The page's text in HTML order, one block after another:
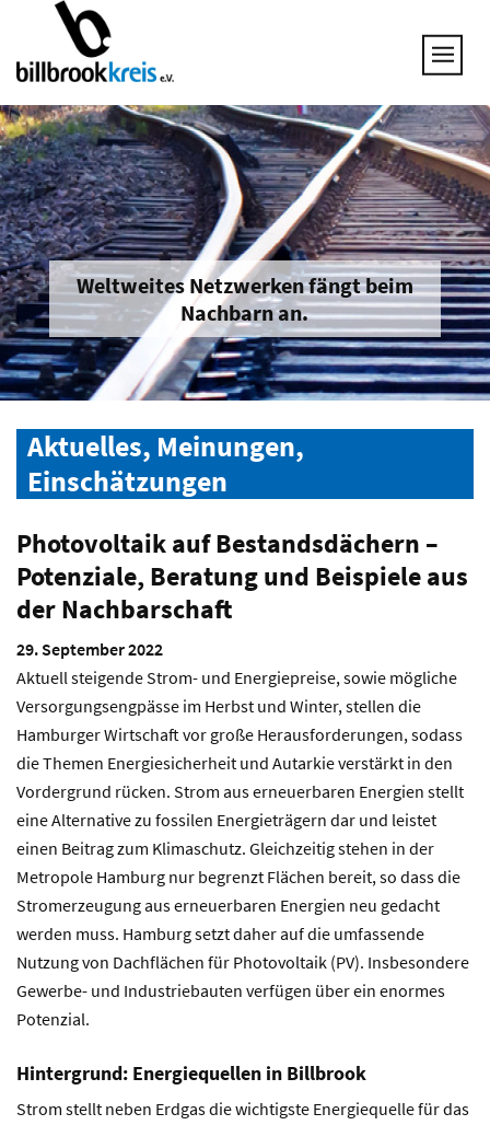
Weltweites Netzwerken fängt beim
Nachbarn an.
UNSERE THEMEN
25 JAHRE NETZWERK
GESPRÄCHSKREISE
UNTERNEHMEN & BRANCHEN
JOB & QUALIFIZIERUNG
BRANCHENINFOS
MITGLIED WERDEN
Aktuelles, Meinungen,
Einschätzungen
Photovoltaik auf Bestandsdächern –
Potenziale, Beratung und Beispiele aus
der Nachbarschaft
29. September 2022
Aktuell steigende Strom- und Energiepreise, sowie mögliche
Versorgungsengpässe im Herbst und Winter, stellen die
Hamburger Wirtschaft vor große Herausforderungen, sodass
die Themen Energiesicherheit und Autarkie verstärkt in den
Vordergrund rücken. Strom aus erneuerbaren Energien stellt
eine Alternative zu fossilen Energieträgern dar und leistet
einen Beitrag zum Klimaschutz. Gleichzeitig stehen in der
Metropole Hamburg nur begrenzt Flächen bereit, so dass die
Stromerzeugung aus erneuerbaren Energien neu gedacht
werden muss. Hamburg setzt daher auf die umfassende
Nutzung von Dachflächen für Photovoltaik (PV). Insbesondere
Gewerbe- und Industriebauten verfügen über ein enormes
Potenzial.
Hintergrund: Energiequellen in Billbrook
Strom stellt neben Erdgas die wichtigste Energiequelle für das